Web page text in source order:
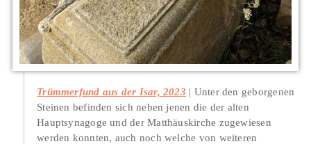
Trümmerfund aus der Isar, 2023
Unter den geborgenen
Steinen befinden sich neben jenen die der alten
Hauptsynagoge und der Matthäuskirche zugewiesen
werden konnten, auch noch welche von weiteren